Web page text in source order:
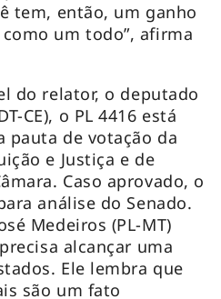
tem, então, um ganho
um todo”, afirma
do relator, o deputado
CE), o PL 4416 está
pauta de votação da
e Justiça e de
Caso aprovado, o
análise do Senado.
Medeiros (PL-MT)
alcançar uma
Ele lembra que
são um fato